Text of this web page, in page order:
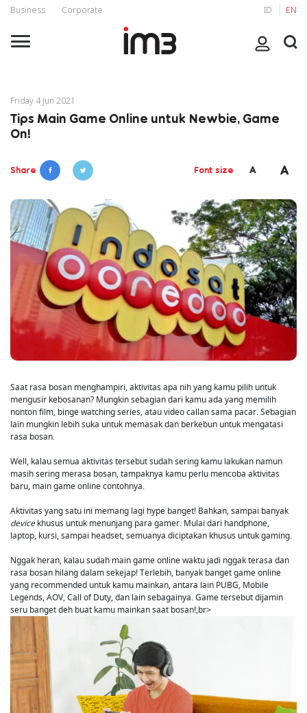
Business Corporate ID EN
Friday 4 Jun 2021
Tips Main Game Online untuk Newbie, Game
On!
Share Font size A A
Saat rasa bosan menghampiri, aktivitas apa nih yang kamu pilih untuk
mengusir kebosanan? Mungkin sebagian dari kamu ada yang memilih
nonton film, binge watching series, atau video callan sama pacar. Sebagian
lain mungkin lebih suka untuk memasak dan berkebun untuk mengatasi
rasa bosan.
Well, kalau semua aktivitas tersebut sudah sering kamu lakukan namun
masih sering merasa bosan, tampaknya kamu perlu mencoba aktivitas
baru, main game online contohnya.
Aktivitas yang satu ini memang lagi hype banget! Bahkan, sampai banyak
devicekhusus untuk menunjang para gamer. Mulai dari handphone,
laptop, kursi, sampai headset, semuanya diciptakan khusus untuk gaming.
Nggak heran, kalau sudah main game online waktu jadi nggak terasa dan
rasa bosan hilang dalam sekejap! Terlebih, banyak banget game online
yang recommended untuk kamu mainkan, antara lain PUBG, Mobile
Legends, AOV, Call of Duty, dan lain sebagainya. Game tersebut dijamin
seru banget deh buat kamu mainkan saat bosan!,br>